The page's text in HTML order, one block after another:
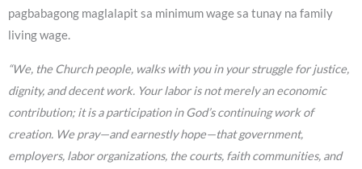
pagbabagong maglalapit sa minimum wage sa tunay na family
living wage.
“We, the Church people, walks with you in your struggle for justice,
dignity, and decent work. Your labor is not merely an economic
contribution; it is a participation in God’s continuing work of
creation. We pray—and earnestly hope—that government,
employers, labor organizations, the courts, faith communities, and